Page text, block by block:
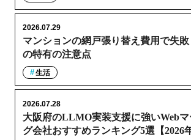
マンションの網戸張り替え費用で失
の特有の注意点
2026.07.29
生活
大阪府のLLMO実装支援に強いWeb
グ会社おすすめランキング5選【2026
2026.07.28